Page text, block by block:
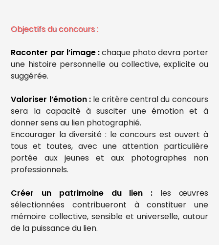
Objectifs du concours :
Raconter par l’image :chaque photo devra porter
une histoire personnelle ou collective, explicite ou
suggérée.
Valoriser l’émotion :le critère central du concours
sera la capacité à susciter une émotion et à
donner sens au lien photographié.
Encourager la diversité : le concours est ouvert à
tous et toutes, avec une attention particulière
portée aux jeunes et aux photographes non
professionnels.
Créer un patrimoine du lien : les œuvres
sélectionnées contribueront à constituer une
mémoire collective, sensible et universelle, autour
de la puissance du lien.